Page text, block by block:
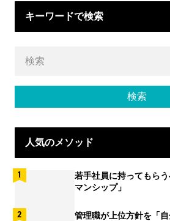
キーワードで検索
人気のメソッド
若手社員に持ってもら
マンシップ」
管理職が上位方針を「